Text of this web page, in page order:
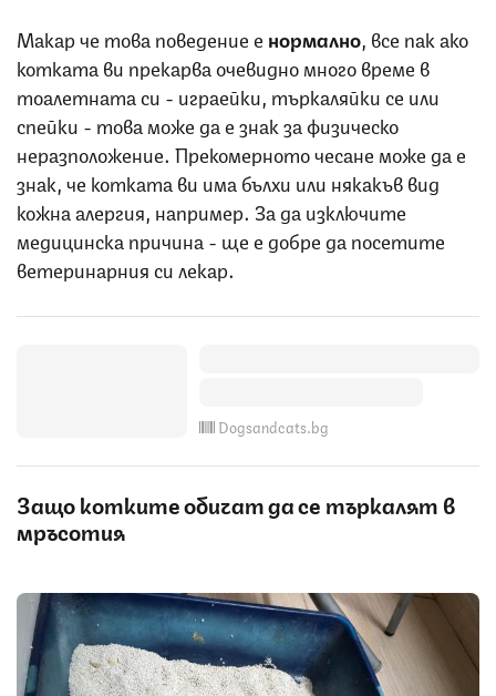
Макар че това поведение е нормално , все пак ако
котката ви прекарва очевидно много време в
тоалетната си - играейки, търкаляйки се или
спейки - това може да е знак за физическо
неразположение. Прекомерното чесане може да е
знак, че котката ви има бълхи или някакъв вид
кожна алергия, например. За да изключите
медицинска причина - ще е добре да посетите
ветеринарния си лекар.
Dogsandcats.bg
Защо котките обичат да се търкалят в
мръсотия